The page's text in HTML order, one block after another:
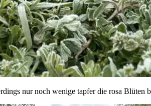
nur noch wenige tapfer die rosa